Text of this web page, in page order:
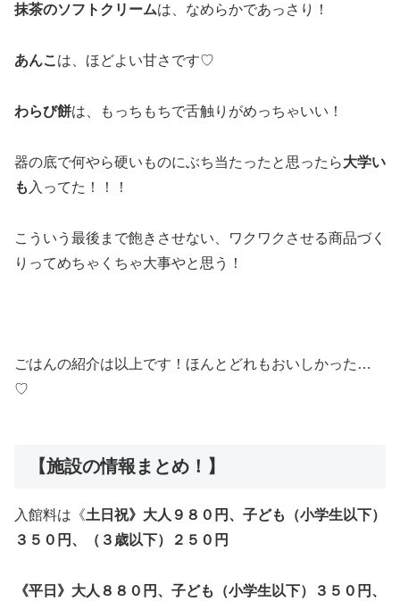
抹茶のソフトクリームは、なめらかであっさり！
あんこ は、ほどよい甘さです♡
わらび餅は、もっちもちで舌触りがめっちゃいい！
器の底で何やら硬いものにぶち当たったと思ったら大学い
も 入ってた！！！
こういう最後まで飽きさせない、ワクワクさせる商品づく
りってめちゃくちゃ大事やと思う！
ごはんの紹介は以上です！ほんとどれもおいしかった…
♡
【施設の情報まとめ！】
入館料は《土日祝》大人９８０円、子ども（小学生以下）
３５０円、（３歳以下）２５０円
《平日》大人８８０円、子ども（小学生以下）３５０円、